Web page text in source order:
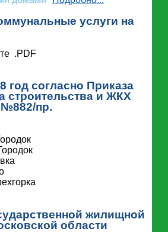
услуги на
.PDF
год согласно Приказа
строительства и ЖКХ
№882/пр.
жилищной
области